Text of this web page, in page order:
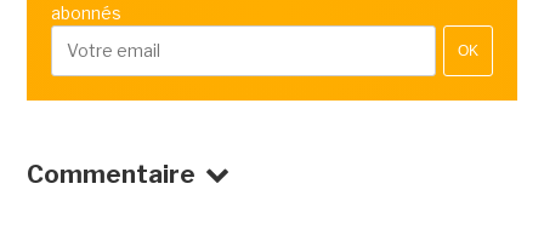
abonnés
OK
Commentaire